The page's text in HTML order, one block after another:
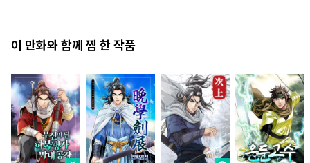
이 만화와 함께 찜 한 작품